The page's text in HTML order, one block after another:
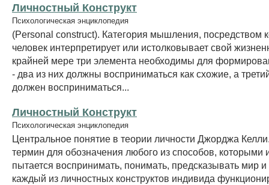
Личностный Конструкт
Психологическая энциклопедия
(Personal construct). Категория мышления, посредством
человек интерпретирует или истолковывает свой
крайней мере три элемента необходимы для
- два из них должны восприниматься как схожие, а
должен восприниматься...
Личностный Конструкт
Психологическая энциклопедия
Центральное понятие в теории личности Джорджа
термин для обозначения любого из способов, которыми
пытается воспринимать, понимать, предсказывать мир
каждый из личностных конструктов индивида